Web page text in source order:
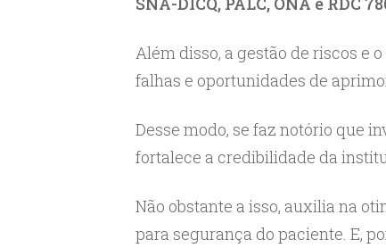
Além disso, a gestão de riscos e
falhas e oportunidades de
Desse modo, se faz notório que
fortalece a credibilidade da
Não obstante a isso, auxilia na
para segurança do paciente. E,